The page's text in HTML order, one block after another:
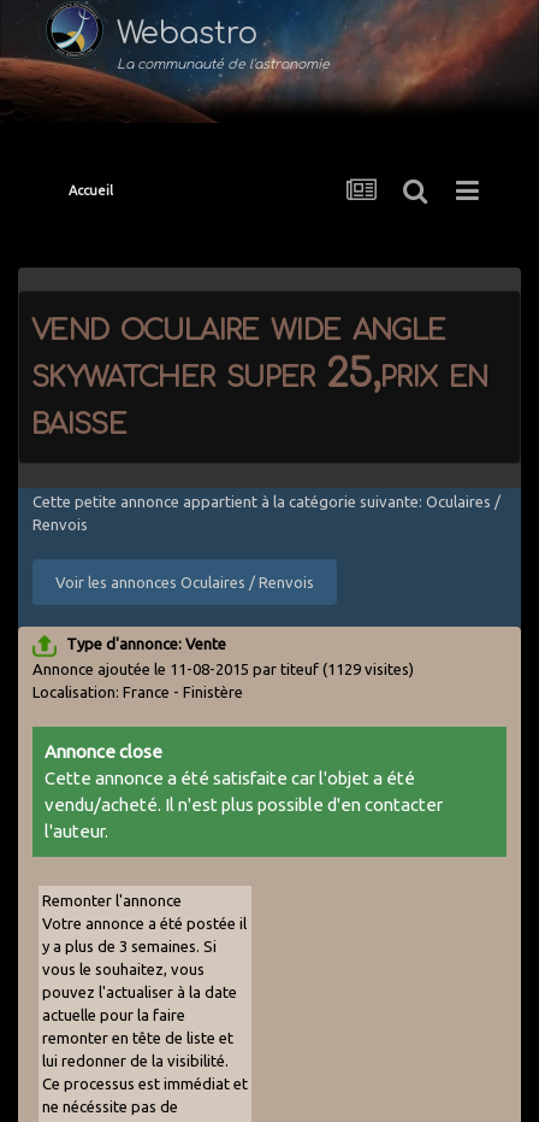
Webastro
La communauté de l'astronomie
Accueil
vend oculaire wide angle
skywatcher super 25,prix en
baisse
Cette petite annonce appartient à la catégorie suivante: Oculaires /
Renvois
Voir les annonces Oculaires / Renvois
Type d'annonce: Vente
Annonce ajoutée le 11-08-2015 par titeuf (1129 visites)
Localisation: France - Finistère
Annonce close
Cette annonce a été satisfaite car l'objet a été
vendu/acheté. Il n'est plus possible d'en contacter
l'auteur.
Remonter l'annonce
Votre annonce a été postée il
y a plus de 3 semaines. Si
vous le souhaitez, vous
pouvez l'actualiser à la date
actuelle pour la faire
remonter en tête de liste et
lui redonner de la visibilité.
Ce processus est immédiat et
ne nécéssite pas de